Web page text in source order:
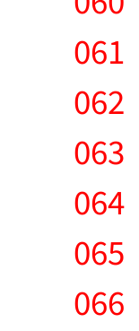
061
062
063
064
065
066